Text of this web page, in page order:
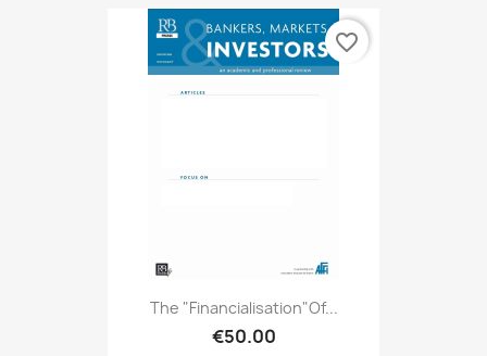
The "Financialisation"of...
€50.00
favorite_border